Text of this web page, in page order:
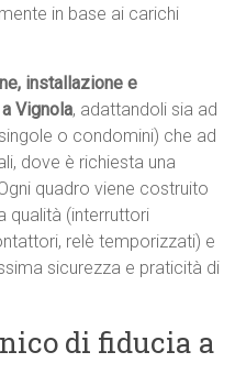
in base ai carichi
installazione e
Vignola, adattandoli sia ad
o condomini) che ad
dove è richiesta una
quadro viene costruito
qualità (interruttori
relè temporizzati) e
sicurezza e praticità di
di fiducia a